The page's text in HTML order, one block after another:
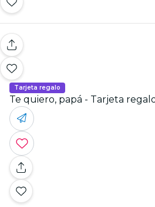
Tarjeta regalo
Te quiero, papá - Tarjeta